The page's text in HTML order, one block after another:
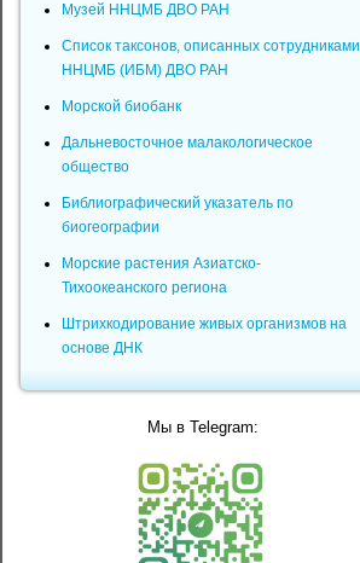
Музей ННЦМБ ДВО РАН
Список таксонов, описанных сотрудниками
ННЦМБ (ИБМ) ДВО РАН
Морской биобанк
Дальневосточное малакологическое
общество
Библиографический указатель по
биогеографии
Морские растения Азиатско-
Тихоокеанского региона
Штрихкодирование живых организмов на
основе ДНК
Мы в Telegram: